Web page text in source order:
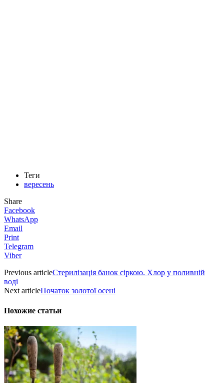
Теги
вересень
Share
Facebook
WhatsApp
Email
Print
Telegram
Viber
Previous articleСтерилізація банок сіркою. Хлор у поливній
воді
Next articleПочаток золотої осені
Похожие статьи